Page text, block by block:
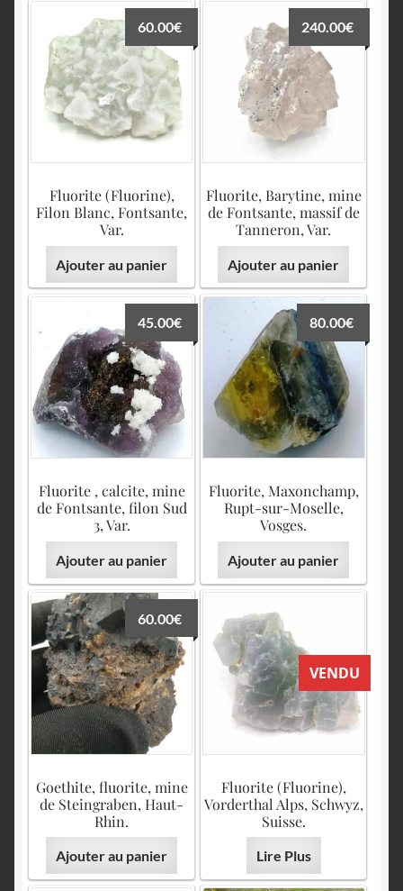
Fluorite (Fluorine),
Filon Blanc, Fontsante,
Var.
60.00€
Ajouter au panier
Fluorite, Barytine, mine
de Fontsante, massif de
Tanneron, Var.
240.00€
Ajouter au panier
Fluorite , calcite, mine
de Fontsante, filon Sud
3, Var.
45.00€
Ajouter au panier
Fluorite, Maxonchamp,
Rupt-sur-Moselle,
Vosges.
80.00€
Ajouter au panier
Goethite, fluorite, mine
de Steingraben, Haut-
Rhin.
60.00€
Ajouter au panier
VENDU
Fluorite (Fluorine),
Vorderthal Alps, Schwyz,
Suisse.
Lire Plus